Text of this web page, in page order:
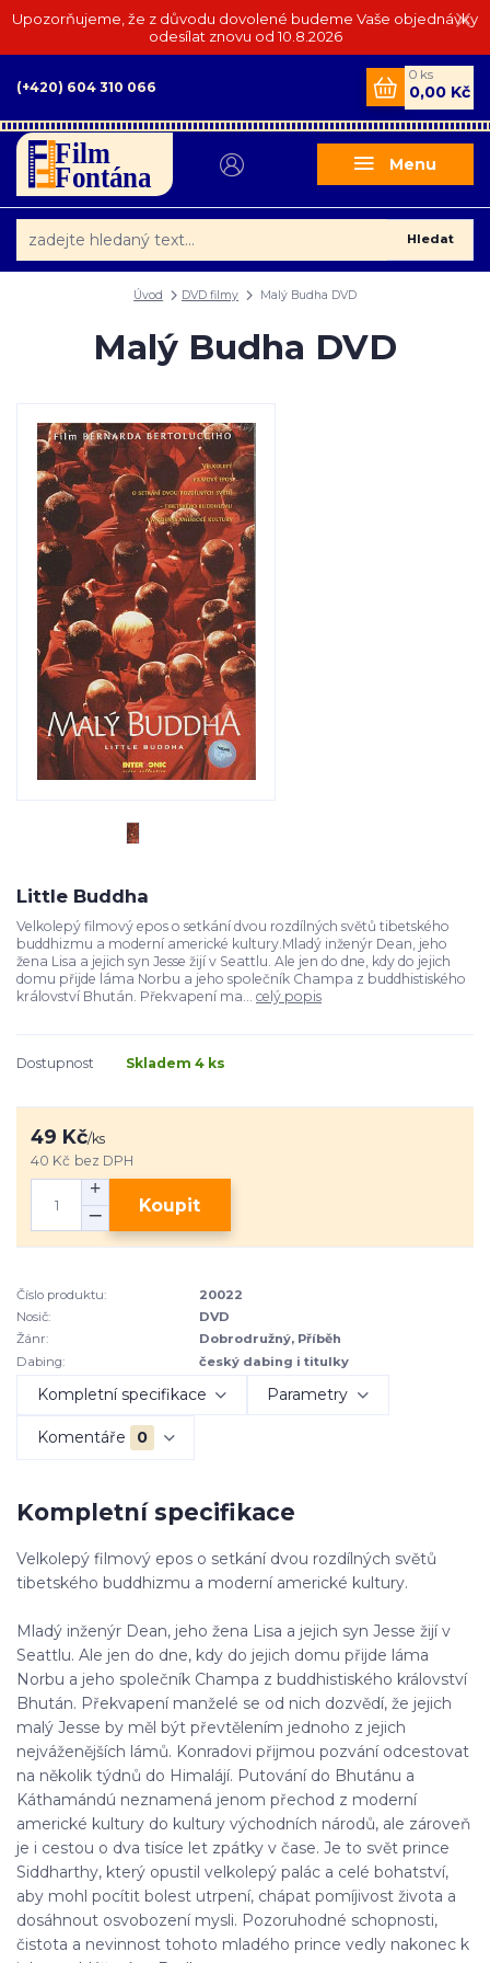
Upozorňujeme, že z důvodu dovolené budeme Vaše objednávky
odesílat znovu od 10.8.2026
Menu
Hledat
(+420) 604 310 066
0 ks
0,00 Kč
Úvod DVD filmy Malý Budha DVD
Malý Budha DVD
Little Buddha
Velkolepý filmový epos o setkání dvou rozdílných světů tibetského
buddhizmu a moderní americké kultury.Mladý inženýr Dean, jeho
žena Lisa a jejich syn Jesse žijí v Seattlu. Ale jen do dne, kdy do jejich
domu přijde láma Norbu a jeho společník Champa z buddhistiského
království Bhután. Překvapení ma... celý popis
Dostupnost Skladem 4 ks
49 Kč/ks
40 Kč bez DPH
Koupit
Číslo produktu:
20022
Nosič:
DVD
Žánr:
Dobrodružný, Příběh
Dabing:
český dabing i titulky
Kompletní specifikace Parametry
Komentáře 0
Kompletní specifikace
Velkolepý filmový epos o setkání dvou rozdílných světů
tibetského buddhizmu a moderní americké kultury.
Mladý inženýr Dean, jeho žena Lisa a jejich syn Jesse žijí v
Seattlu. Ale jen do dne, kdy do jejich domu přijde láma
Norbu a jeho společník Champa z buddhistiského království
Bhután. Překvapení manželé se od nich dozvědí, že jejich
malý Jesse by měl být převtělením jednoho z jejich
nejváženějších lámů. Konradovi přijmou pozvání odcestovat
na několik týdnů do Himalájí. Putování do Bhutánu a
Káthamándú neznamená jenom přechod z moderní
americké kultury do kultury východních národů, ale zároveň
je i cestou o dva tisíce let zpátky v čase. Je to svět prince
Siddharthy, který opustil velkolepý palác a celé bohatství,
aby mohl pocítit bolest utrpení, chápat pomíjivost života a
dosáhnout osvobození mysli. Pozoruhodné schopnosti,
čistota a nevinnost tohoto mladého prince vedly nakonec k